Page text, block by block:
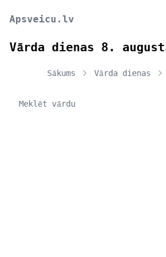
Apsveicu.lv
Vārda dienas 8.
Sākums Vārda dienas